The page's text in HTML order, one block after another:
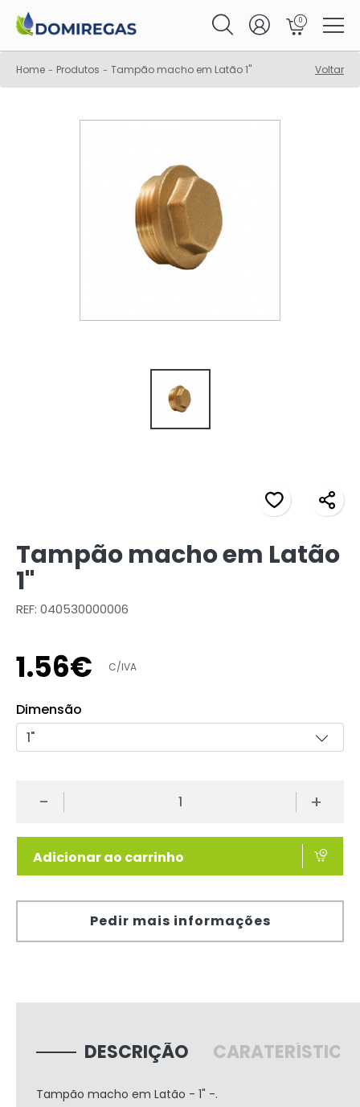
0
Home - Produtos - Tampão macho em Latão 1" Voltar
Tampão macho em Latão
1"
REF: 040530000006
1.56€ C/IVA
Dimensão
- +
Adicionar ao carrinho
Pedir mais informações
DESCRIÇÃO
Tampão macho em Latão - 1" -.